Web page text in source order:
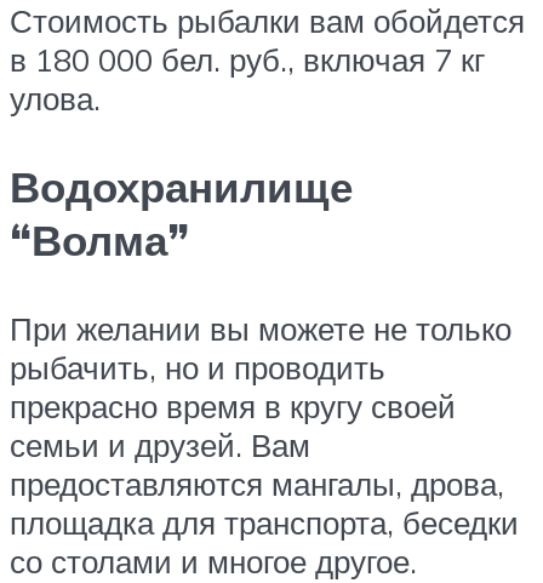
Стоимость рыбалки вам обойдется
в 180 000 бел. руб., включая 7 кг
улова.
Водохранилище
“Волма”
При желании вы можете не только
рыбачить, но и проводить
прекрасно время в кругу своей
семьи и друзей. Вам
предоставляются мангалы, дрова,
площадка для транспорта, беседки
со столами и многое другое.